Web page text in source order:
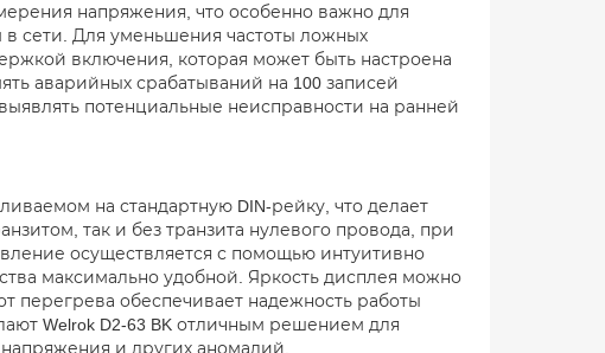
напряжения, что особенно важно для
сети. Для уменьшения частоты ложных
включения, которая может быть настроена
аварийных срабатываний на 100 записей
потенциальные неисправности на ранней
на стандартную DIN-рейку, что делает
так и без транзита нулевого провода, при
осуществляется с помощью интуитивно
максимально удобной. Яркость дисплея можно
перегрева обеспечивает надежность работы
Welrok D2-63 BK отличным решением для
и других аномалий.